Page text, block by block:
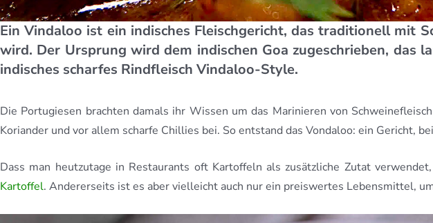
Ein Vindaloo ist ein indisches Fleischgericht, das traditionell mit
wird. Der Ursprung wird dem indischen Goa zugeschrieben,
indisches scharfes Rindfleisch Vindaloo-Style.
Die Portugiesen brachten damals ihr Wissen um das Marinieren von
Koriander und vor allem scharfe Chillies bei. So entstand das Vondaloo: ein Gericht,
Dass man heutzutage in Restaurants oft Kartoffeln als zusätzliche Zutat
Kartoffel. Andererseits ist es aber vielleicht auch nur ein preiswertes Lebensmittel,